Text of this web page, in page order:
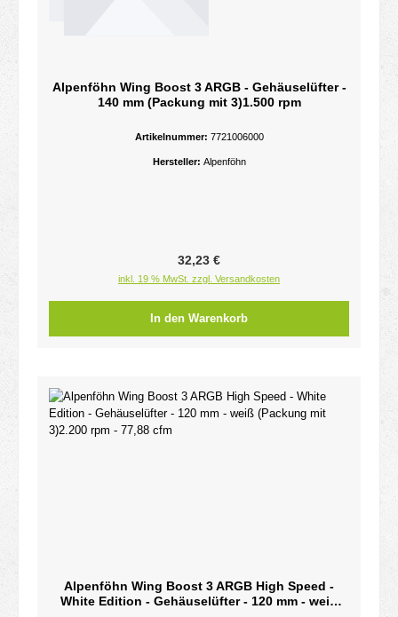
Alpenföhn Wing Boost 3 ARGB - Gehäuselüfter -
140 mm (Packung mit 3)1.500 rpm
Artikelnummer: 7721006000
Hersteller: Alpenföhn
Regulärer Preis:
32,23 €
inkl. 19 % MwSt. zzgl. Versandkosten
In den Warenkorb
Alpenföhn Wing Boost 3 ARGB High Speed -
White Edition - Gehäuselüfter - 120 mm - weiß